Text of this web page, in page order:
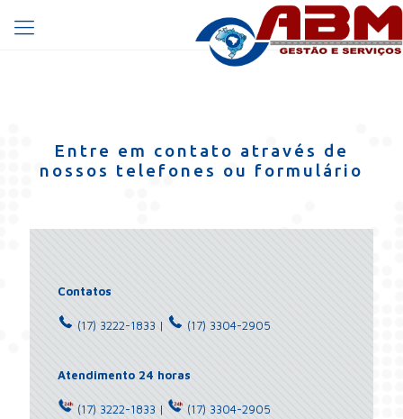
Entre em contato através de
nossos telefones ou formulário
Contatos
(17) 3222-1833 | (17) 3304-2905
Atendimento 24 horas
(17) 3222-1833 | (17) 3304-2905